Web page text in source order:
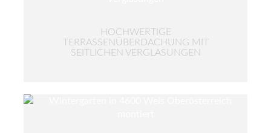
HOCHWERTIGE
TERRASSENÜBERDACHUNG MIT
SEITLICHEN VERGLASUNGEN